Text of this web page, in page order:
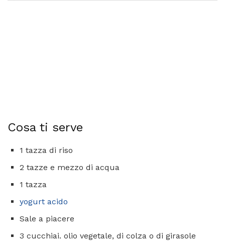
Cosa ti serve
1 tazza di riso
2 tazze e mezzo di acqua
1 tazza
yogurt acido
Sale a piacere
3 cucchiai. olio vegetale, di colza o di girasole